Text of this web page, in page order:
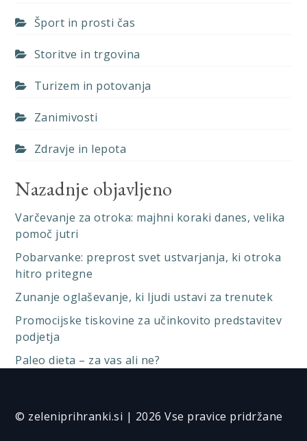
Šport in prosti čas
Storitve in trgovina
Turizem in potovanja
Zanimivosti
Zdravje in lepota
Nazadnje objavljeno
Varčevanje za otroka: majhni koraki danes, velika
pomoč jutri
Pobarvanke: preprost svet ustvarjanja, ki otroka
hitro pritegne
Zunanje oglaševanje, ki ljudi ustavi za trenutek
Promocijske tiskovine za učinkovito predstavitev
podjetja
Paleo dieta – za vas ali ne?
© zeleniprihranki.si | 2026 Vse pravice pridržane